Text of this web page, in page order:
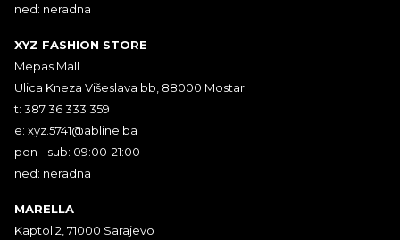
ned: neradna
XYZ FASHION STORE
Mepas Mall
Ulica Kneza Višeslava bb, 88000 Mostar
t: 387 36 333 359
e: xyz.5741@abline.ba
pon - sub: 09:00-21:00
ned: neradna
MARELLA
Kaptol 2, 71000 Sarajevo